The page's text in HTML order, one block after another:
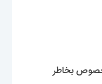
خصوص بخاطر